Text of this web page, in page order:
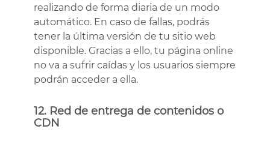
realizando de forma diaria de un modo
automático. En caso de fallas, podrás
tener la última versión de tu sitio web
disponible. Gracias a ello, tu página online
no va a sufrir caídas y los usuarios siempre
podrán acceder a ella.
12. Red de entrega de contenidos o
CDN